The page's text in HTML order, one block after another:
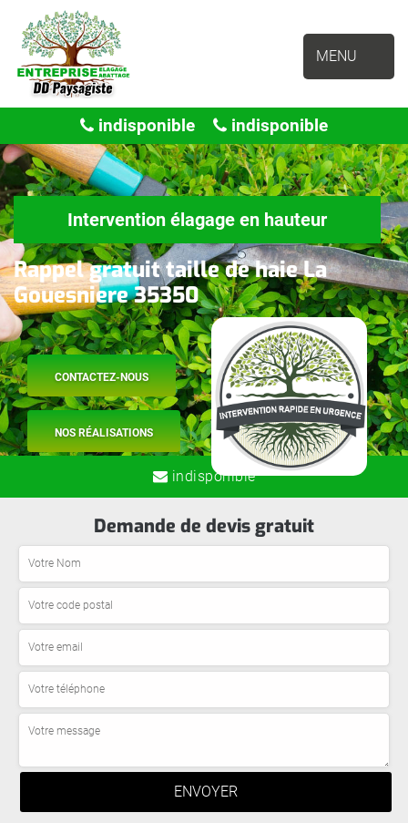
MENU
indisponible indisponible
Intervention élagage en hauteur
Rappel gratuit taille de haie La
Gouesniere 35350
CONTACTEZ-NOUS
NOS RÉALISATIONS
indisponible
Demande de devis gratuit